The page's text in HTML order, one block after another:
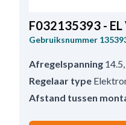
F032135393 -
Gebruiksnummer
Afregelspanning 14.5
Regelaar type
Afstand tussen